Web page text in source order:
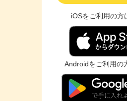
iOSをご利用の方
Androidをご利用の